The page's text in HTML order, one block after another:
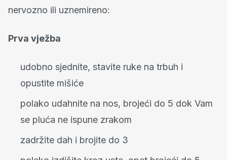
nervozno ili uznemireno:
Prva vježba
udobno sjednite, stavite ruke na trbuh i
opustite mišiće
polako udahnite na nos, brojeći do 5 dok Vam
se pluća ne ispune zrakom
zadržite dah i brojite do 3